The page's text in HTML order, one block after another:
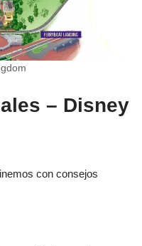
– Disney
con consejos